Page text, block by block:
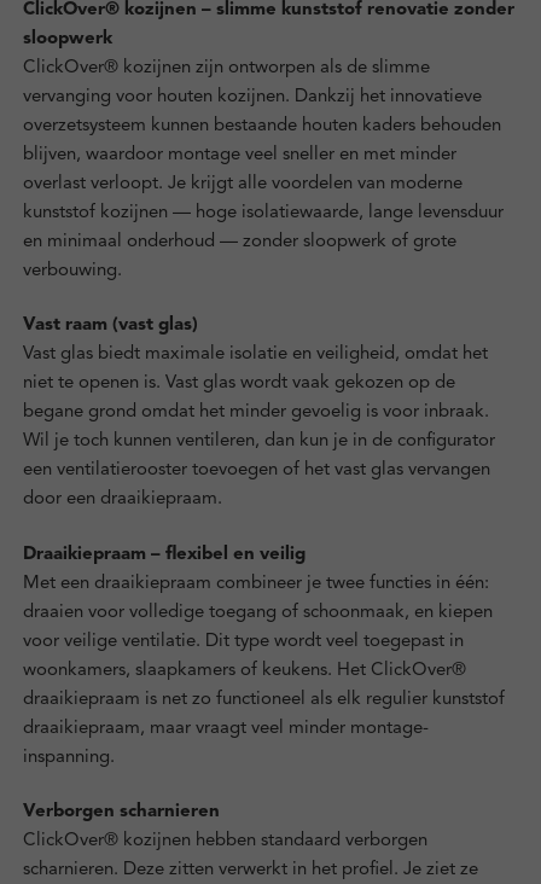
ClickOver® kozijnen – slimme kunststof renovatie zonder
sloopwerk
ClickOver® kozijnen zijn ontworpen als de slimme
vervanging voor houten kozijnen. Dankzij het innovatieve
overzetsysteem kunnen bestaande houten kaders behouden
blijven, waardoor montage veel sneller en met minder
overlast verloopt. Je krijgt alle voordelen van moderne
kunststof kozijnen — hoge isolatiewaarde, lange levensduur
en minimaal onderhoud — zonder sloopwerk of grote
verbouwing.
Vast raam (vast glas)
Vast glas biedt maximale isolatie en veiligheid, omdat het
niet te openen is. Vast glas wordt vaak gekozen op de
begane grond omdat het minder gevoelig is voor inbraak.
Wil je toch kunnen ventileren, dan kun je in de configurator
een ventilatierooster toevoegen of het vast glas vervangen
door een draaikiepraam.
Draaikiepraam – flexibel en veilig
Met een draaikiepraam combineer je twee functies in één:
draaien voor volledige toegang of schoonmaak, en kiepen
voor veilige ventilatie. Dit type wordt veel toegepast in
woonkamers, slaapkamers of keukens. Het ClickOver®
draaikiepraam is net zo functioneel als elk regulier kunststof
draaikiepraam, maar vraagt veel minder montage-
inspanning.
Verborgen scharnieren
ClickOver® kozijnen hebben standaard verborgen
scharnieren. Deze zitten verwerkt in het profiel. Je ziet ze